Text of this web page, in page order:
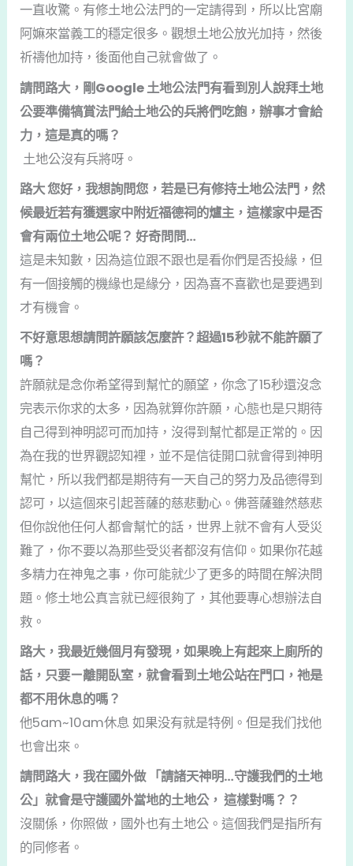
一直收驚。有修土地公法門的一定請得到，所以比宮廟
阿嫲來當義工的穩定很多。觀想土地公放光加持，然後
祈禱他加持，後面他自己就會做了。
請問路大，剛Google 土地公法門有看到別人說拜土地
公要準備犒賞法門給土地公的兵將們吃飽，辦事才會給
力，這是真的嗎？
土地公沒有兵將呀。
路大 您好，我想詢問您，若是已有修持土地公法門，然
候最近若有獲選家中附近福德祠的爐主，這樣家中是否
會有兩位土地公呢？ 好奇問問…
這是未知數，因為這位跟不跟也是看你們是否投緣，但
有一個接觸的機緣也是緣分，因為喜不喜歡也是要遇到
才有機會。
不好意思想請問許願該怎麼許？超過15秒就不能許願了
嗎？
許願就是念你希望得到幫忙的願望，你念了15秒還沒念
完表示你求的太多，因為就算你許願，心態也是只期待
自己得到神明認可而加持，沒得到幫忙都是正常的。因
為在我的世界觀認知裡，並不是信徒開口就會得到神明
幫忙，所以我們都是期待有一天自己的努力及品德得到
認可，以這個來引起菩薩的慈悲動心。佛菩薩雖然慈悲
但你說他任何人都會幫忙的話，世界上就不會有人受災
難了，你不要以為那些受災者都沒有信仰。如果你花越
多精力在神鬼之事，你可能就少了更多的時間在解決問
題。修土地公真言就已經很夠了，其他要專心想辦法自
救。
路大，我最近幾個月有發現，如果晚上有起來上廁所的
話，只要ㄧ離開臥室，就會看到土地公站在門口，祂是
都不用休息的嗎？
他5am~10am休息 如果没有就是特例。但是我们找他
也會出來。
請問路大，我在國外做 「請諸天神明…守護我們的土地
公」就會是守護國外當地的土地公， 這樣對嗎？？
沒關係，你照做，國外也有土地公。這個我們是指所有
的同修者。